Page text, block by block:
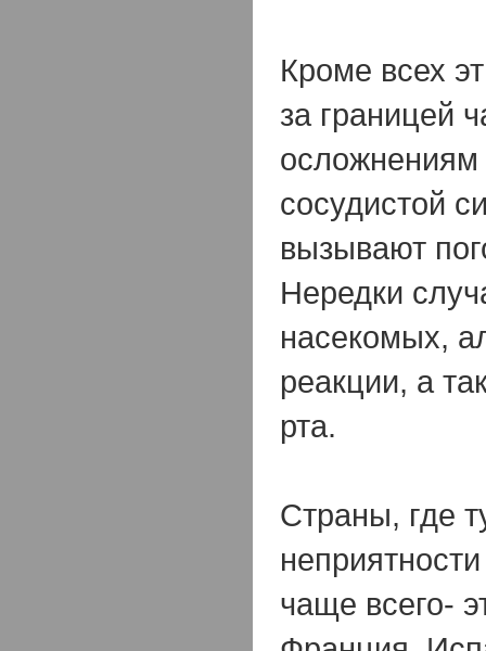
Кроме всех
за границей
осложнениям
сосудистой
вызывают
Нередки
насекомых,
реакции, а
рта.
Страны, где
чаще всего-